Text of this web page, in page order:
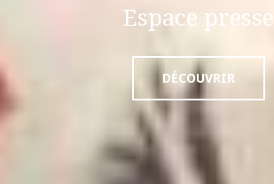
Espace presse
DÉCOUVRIR